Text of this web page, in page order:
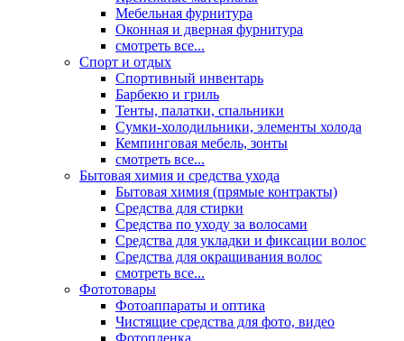
Мебельная фурнитура
Оконная и дверная фурнитура
смотреть все...
Спорт и отдых
Спортивный инвентарь
Барбекю и гриль
Тенты, палатки, спальники
Сумки-холодильники, элементы холода
Кемпинговая мебель, зонты
смотреть все...
Бытовая химия и средства ухода
Бытовая химия (прямые контракты)
Средства для стирки
Средства по уходу за волосами
Средства для укладки и фиксации волос
Средства для окрашивания волос
смотреть все...
Фототовары
Фотоаппараты и оптика
Чистящие средства для фото, видео
Фотопленка